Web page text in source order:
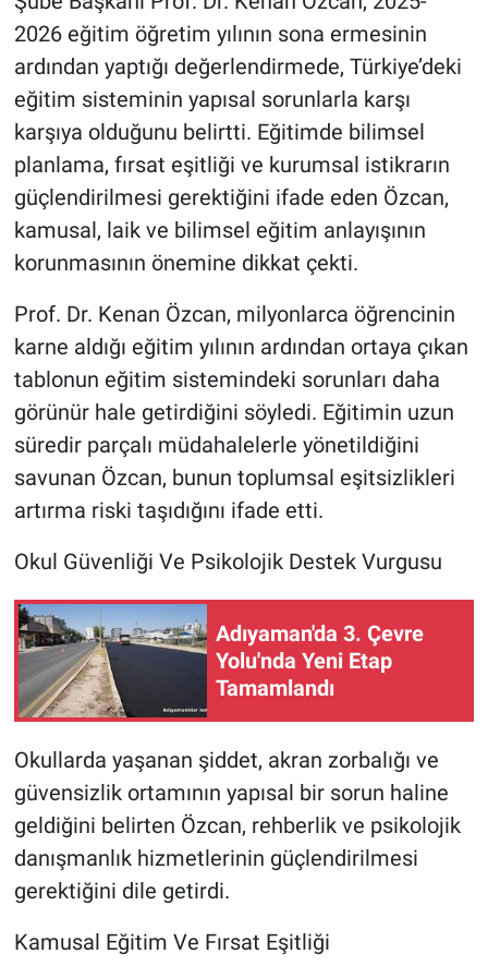
2026 eğitim öğretim yılının sona ermesinin
ardından yaptığı değerlendirmede, Türkiye’deki
eğitim sisteminin yapısal sorunlarla karşı
karşıya olduğunu belirtti. Eğitimde bilimsel
planlama, fırsat eşitliği ve kurumsal istikrarın
güçlendirilmesi gerektiğini ifade eden Özcan,
kamusal, laik ve bilimsel eğitim anlayışının
korunmasının önemine dikkat çekti.
Prof. Dr. Kenan Özcan, milyonlarca öğrencinin
karne aldığı eğitim yılının ardından ortaya çıkan
tablonun eğitim sistemindeki sorunları daha
görünür hale getirdiğini söyledi. Eğitimin uzun
süredir parçalı müdahalelerle yönetildiğini
savunan Özcan, bunun toplumsal eşitsizlikleri
artırma riski taşıdığını ifade etti.
Okul Güvenliği Ve Psikolojik Destek Vurgusu
Adıyaman'da 3. Çevre
Yolu'nda Yeni Etap
Tamamlandı
Okullarda yaşanan şiddet, akran zorbalığı ve
güvensizlik ortamının yapısal bir sorun haline
geldiğini belirten Özcan, rehberlik ve psikolojik
danışmanlık hizmetlerinin güçlendirilmesi
gerektiğini dile getirdi.
Kamusal Eğitim Ve Fırsat Eşitliği
Şambayat Haber